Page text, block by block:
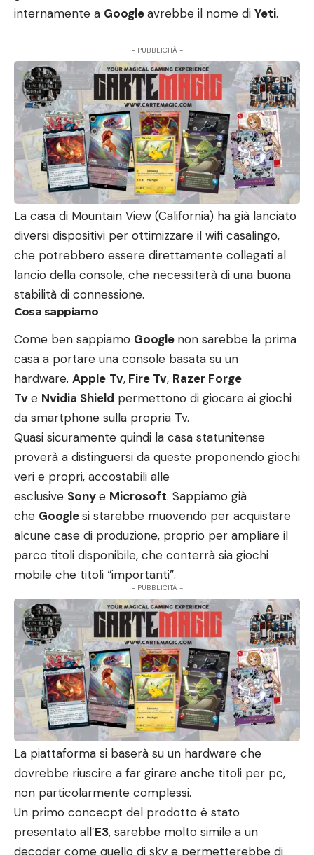
internamente a Googleavrebbe il nome di Yeti.
- PUBBLICITÀ -
La casa di Mountain View (California) ha già lanciato
diversi dispositivi per ottimizzare il wifi casalingo,
che potrebbero essere direttamente collegati al
lancio della console, che necessiterà di una buona
stabilità di connessione.
Cosa sappiamo
Come ben sappiamo Google non sarebbe la prima
casa a portare una console basata su un
hardware. Apple Tv, Fire Tv, Razer Forge
Tve Nvidia Shield permettono di giocare ai giochi
da smartphone sulla propria Tv.
Quasi sicuramente quindi la casa statunitense
proverà a distinguersi da queste proponendo giochi
veri e propri, accostabili alle
esclusive Sonye Microsoft. Sappiamo già
che Googlesi starebbe muovendo per acquistare
alcune case di produzione, proprio per ampliare il
parco titoli disponibile, che conterrà sia giochi
mobile che titoli “importanti”.
- PUBBLICITÀ -
La piattaforma si baserà su un hardware che
dovrebbe riuscire a far girare anche titoli per pc,
non particolarmente complessi.
Un primo concecpt del prodotto è stato
presentato all’E3, sarebbe molto simile a un
decoder come quello di sky e permetterebbe di